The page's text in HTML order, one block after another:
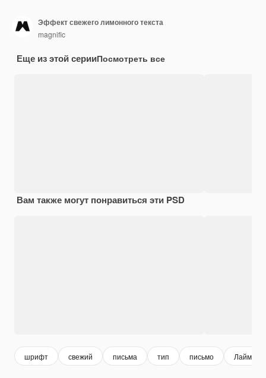
Эффект свежего лимонного текста
magnific
Еще из этой серииПосмотреть все
Вам также могут понравиться эти PSD
шрифт свежий письма тип письмо Лайм